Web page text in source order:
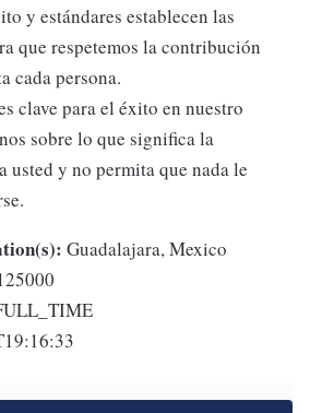
y estándares establecen las
que respetemos la contribución
cada persona.
clave para el éxito en nuestro
sobre lo que significa la
usted y no permita que nada le
Guadalajara, Mexico